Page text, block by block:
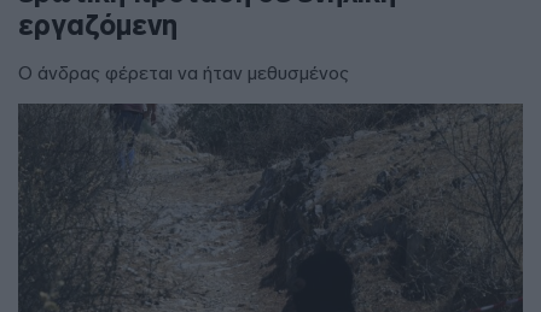
εργαζόμενη
Ο άνδρας φέρεται να ήταν μεθυσμένος